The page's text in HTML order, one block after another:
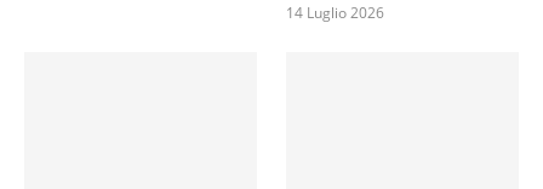
14 Luglio 2026